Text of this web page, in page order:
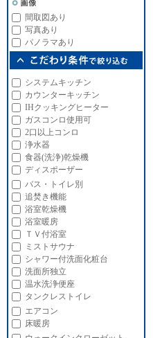
間取図あり
写真あり
パノラマあり
システムキッチン
カウンターキッチン
IHクッキングヒーター
ガスコンロ使用可
2口以上コンロ
浄水器
食器(洗浄)乾燥機
ディスポーザー
バス・トイレ別
追焚き機能
浴室乾燥機
浴室暖房
ＴＶ付浴室
ミストサウナ
シャワー付洗面化粧台
洗面所独立
温水洗浄便座
タンクレストイレ
エアコン
床暖房